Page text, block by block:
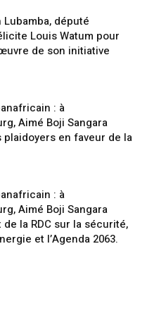
député
Louis Watum pour
de son initiative
: à
Aimé Boji Sangara
en faveur de la
: à
Aimé Boji Sangara
la RDC sur la sécurité,
et l’Agenda 2063.